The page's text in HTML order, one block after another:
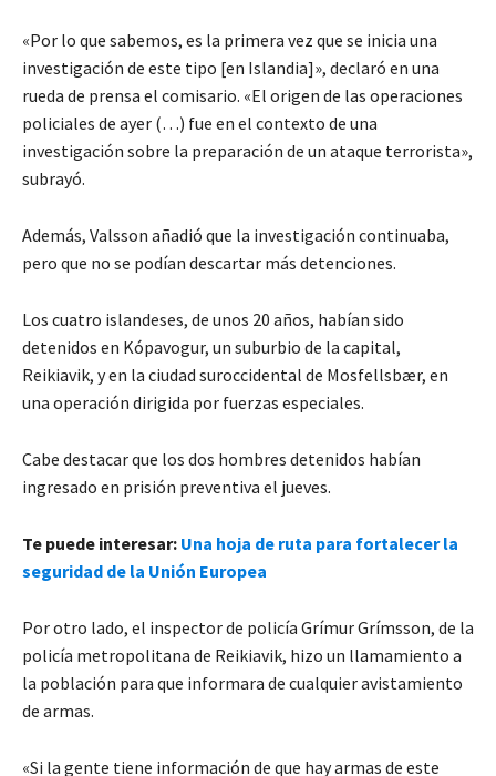
«Por lo que sabemos, es la primera vez que se inicia una
investigación de este tipo [en Islandia]», declaró en una
rueda de prensa el comisario. «El origen de las operaciones
policiales de ayer (…) fue en el contexto de una
investigación sobre la preparación de un ataque terrorista»,
subrayó.
Además, Valsson añadió que la investigación continuaba,
pero que no se podían descartar más detenciones.
Los cuatro islandeses, de unos 20 años, habían sido
detenidos en Kópavogur, un suburbio de la capital,
Reikiavik, y en la ciudad suroccidental de Mosfellsbær, en
una operación dirigida por fuerzas especiales.
Cabe destacar que los dos hombres detenidos habían
ingresado en prisión preventiva el jueves.
Te puede interesar: Una hoja de ruta para fortalecer la
seguridad de la Unión Europea
Por otro lado, el inspector de policía Grímur Grímsson, de la
policía metropolitana de Reikiavik, hizo un llamamiento a
la población para que informara de cualquier avistamiento
de armas.
«Si la gente tiene información de que hay armas de este